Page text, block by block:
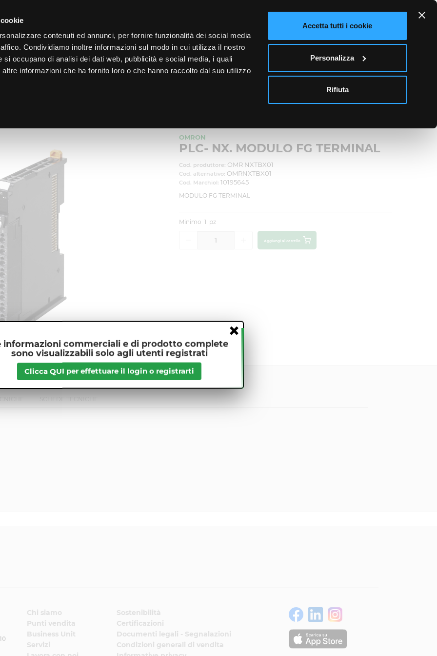
contenuti ed annunci, per fornire funzionalità dei social media
Condividiamo inoltre informazioni sul modo in cui utilizza il nostro
si occupano di analisi dei dati web, pubblicità e social media, i quali
informazioni che ha fornito loro o che hanno raccolto dal suo utilizzo
Accetta tutti i cookie
Personalizza
Rifiuta
32 GIORNI PER ISCRIVERTI, SCARICA SUBITO QUI IL TUO BIGLIETTO
0
OMRON
PLC- NX. MODULO FG TERMINAL
Cod. produttore: OMR NXTBX01
Cod. alternativo: OMRNXTBX01
Cod. Marchiol: 10195645
MODULO FG TERMINAL
Minimo 1 pz
Aggiungi al carrello
SCHEDE TECNICHE
Chi siamo
Punti vendita
Business Unit
Servizi
Sostenibilità
Certificazioni
Documenti legali - Segnalazioni
Condizioni generali di vendita
informazioni commerciali e di prodotto complete
sono visualizzabili solo agli utenti registrati
Clicca QUI per effettuare il login o registrarti